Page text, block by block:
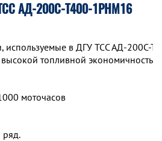
АД-200С-Т400-1РНМ16
используемые в ДГУ ТСС АД-200С-
топливной экономичностью.
моточасов